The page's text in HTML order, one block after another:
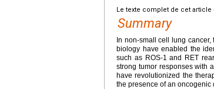
Le texte complet de cet article
Summary
In non-small cell lung
biology have enabled the
such as ROS-1 and RET
strong tumor responses with
have revolutionized the
the presence of an oncogenic